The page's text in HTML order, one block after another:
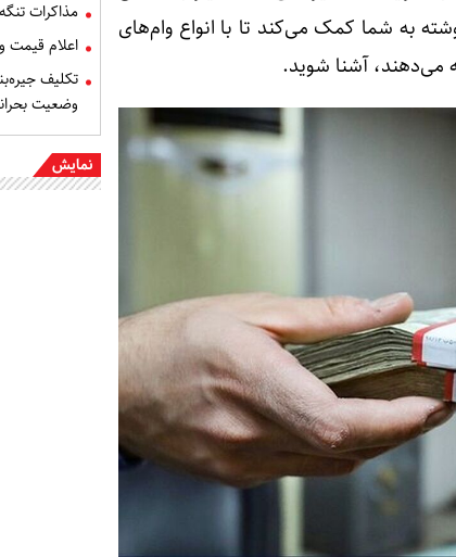
به شما کمک می‌کند تا با انواع وام‌های
می‌دهند، آشنا شوید.
مذاکرات
اعلام
تکلیف
وضعیت
نمایش